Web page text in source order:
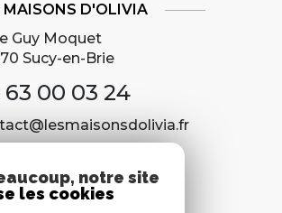
MAISONS D'OLIVIA
Guy Moquet
Sucy-en-Brie
63 00 03 24
NOS RÉSEAUX
notre site
les cookies